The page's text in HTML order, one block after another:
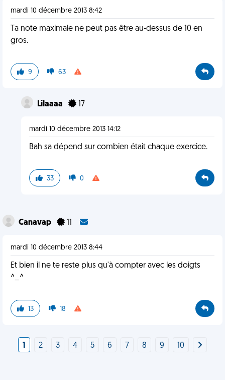
mardi 10 décembre 2013 8:42
Ta note maximale ne peut pas être au-dessus de 10 en
gros.
9 63
Lilaaaa 17
mardi 10 décembre 2013 14:12
Bah sa dépend sur combien était chaque exercice.
33 0
Canavap
mardi 10 décembre 2013 8:44
Et bien il ne te reste plus qu'à compter avec les doigts
^_^
13 18
1 2 3 4 5 6 7 8 9 10